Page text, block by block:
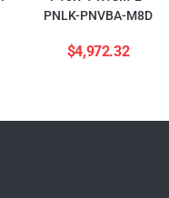
PNLK-PNVBA-M8D
$4,972.32